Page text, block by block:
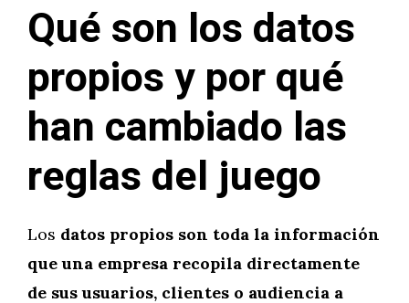
Qué son los datos
propios y por qué
han cambiado las
reglas del juego
Los datos propios son toda la información
que una empresa recopila directamente
de sus usuarios, clientes o audiencia a